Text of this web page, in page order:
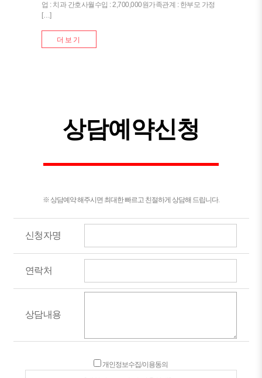
업 : 치과 간호사월수입 : 2,700,000원가족관계 : 한부모 가정
[…]
더보기
상담예약신청
※ 상담예약 해주시면 최대한 빠르고 친절하게 상담해 드립니다.
신청자명
연락처
상담내용
개인정보수집/이용동의